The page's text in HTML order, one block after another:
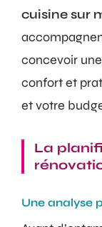
cuisine sur
concevoir
confort et
et votre
La
Une analyse